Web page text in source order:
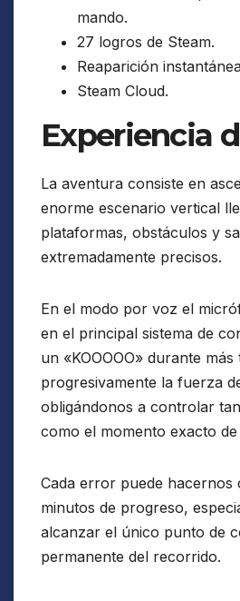
mando.
27 logros de Steam.
Reaparición
Steam Cloud.
Experiencia
La aventura consiste en
enorme escenario vertical
plataformas, obstáculos y
extremadamente precisos.
En el modo por voz el
en el principal sistema de
un «KOOOOO» durante
progresivamente la fuerza
obligándonos a controlar
como el momento exacto
Cada error puede hacernos
minutos de progreso,
alcanzar el único punto de
permanente del recorrido.